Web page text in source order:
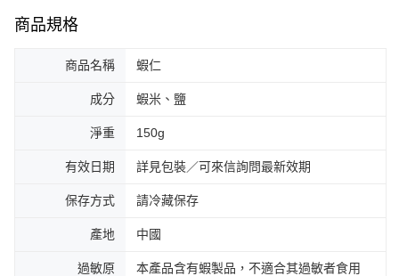
商品規格
商品名稱 蝦仁
成分 蝦米、鹽
淨重 150g
有效日期 詳見包裝／可來信詢問最新效期
保存方式 請冷藏保存
產地 中國
過敏原 本產品含有蝦製品，不適合其過敏者食用